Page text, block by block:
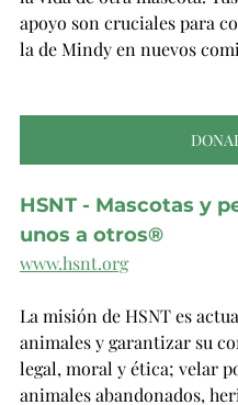
apoyo son cruciales para
la de Mindy en nuevos
HSNT - Mascotas y
unos a otros®
www.hsnt.org
La misión de HSNT es
animales y garantizar su
legal, moral y ética; velar
animales abandonados,